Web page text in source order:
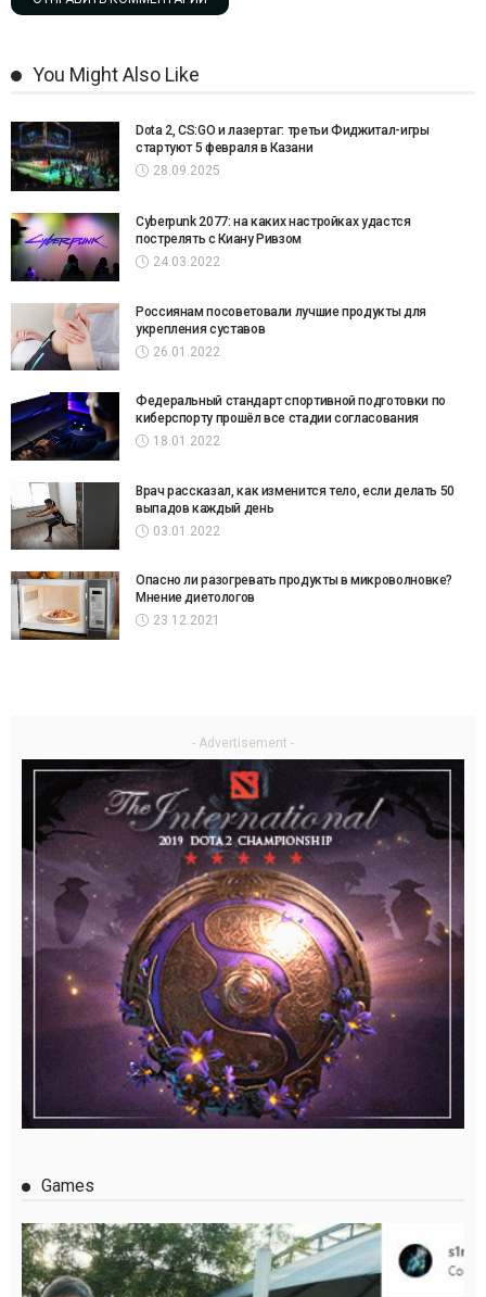
You Might Also Like
Dota 2, CS:GO и лазертаг: третьи Фиджитал-игры
стартуют 5 февраля в Казани
28.09.2025
Cyberpunk 2077: на каких настройках удастся
пострелять с Киану Ривзом
24.03.2022
Россиянам посоветовали лучшие продукты для
укрепления суставов
26.01.2022
Федеральный стандарт спортивной подготовки по
киберспорту прошёл все стадии согласования
18.01.2022
Врач рассказал, как изменится тело, если делать 50
выпадов каждый день
03.01.2022
Опасно ли разогревать продукты в микроволновке?
Мнение диетологов
23.12.2021
- Advertisement -
Games